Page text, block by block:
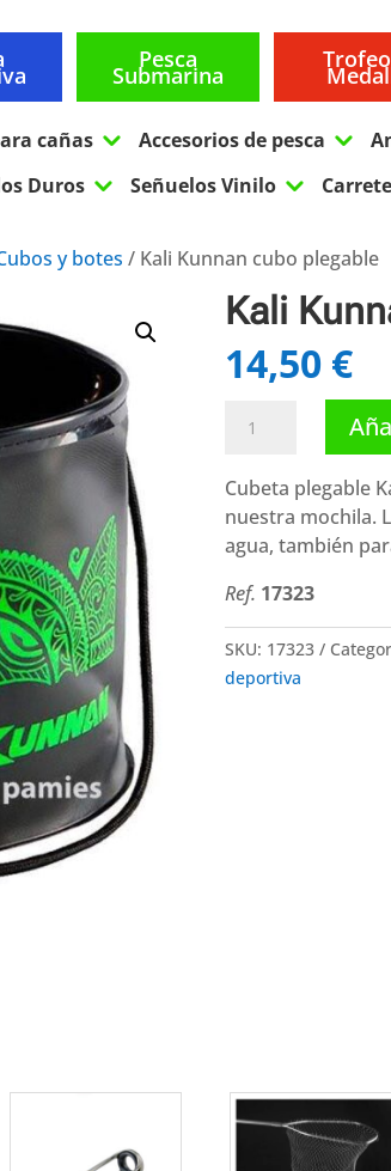
Pesca
Submarina
cañas 3 Accesorios de pesca 3
Duros 3 Señuelos Vinilo 3
y botes / Kali Kunnan cubo plegable
Kali
14,50 €
Kunnan
plegable
cantidad
Cubeta plegable
nuestra mochila.
agua, también
Ref. 17323
SKU: 17323
deportiva